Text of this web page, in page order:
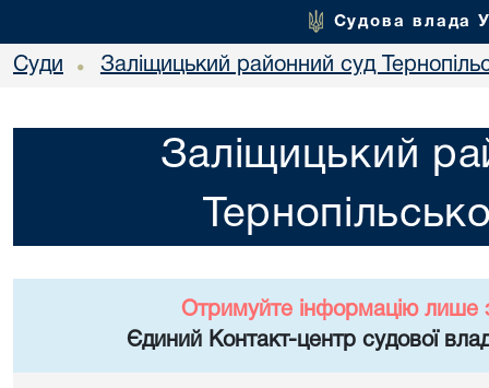
Судова влада
Суди • Заліщицький районний суд
Заліщицький
Отримуйте інформацію лише
Єдиний Контакт-центр судової